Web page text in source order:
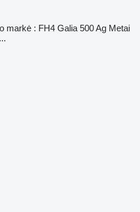
markė : FH4 Galia 500 Ag Metai